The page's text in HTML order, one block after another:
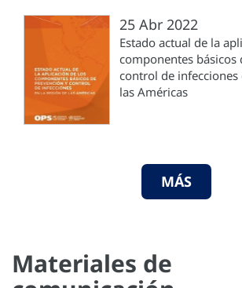
25 Abr 2022
Estado actual de la
componentes básicos
control de infecciones
las Américas
MÁS
Materiales de